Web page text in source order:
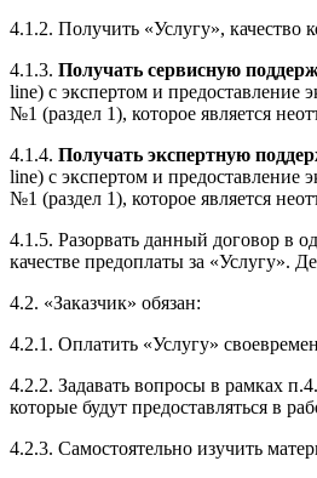
4.1.2. Получить «Услугу», качество
4.1.3. Получать сервисную
line) с экспертом и предоставление
№1 (раздел 1), которое является
4.1.4. Получать экспертную
line) с экспертом и предоставление
№1 (раздел 1), которое является
4.1.5. Разорвать данный договор в
качестве предоплаты за «Услугу».
4.2. «Заказчик» обязан:
4.2.1. Оплатить «Услугу»
4.2.2. Задавать вопросы в рамках
которые будут предоставляться в
4.2.3. Самостоятельно изучить